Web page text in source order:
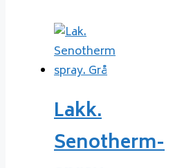
Lakk.
Senotherm-